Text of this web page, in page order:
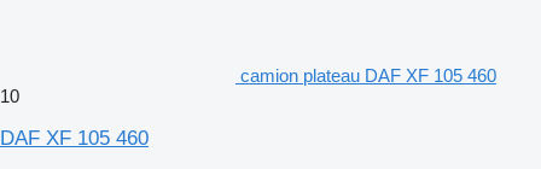
camion plateau DAF XF 105 460
10
DAF XF 105 460